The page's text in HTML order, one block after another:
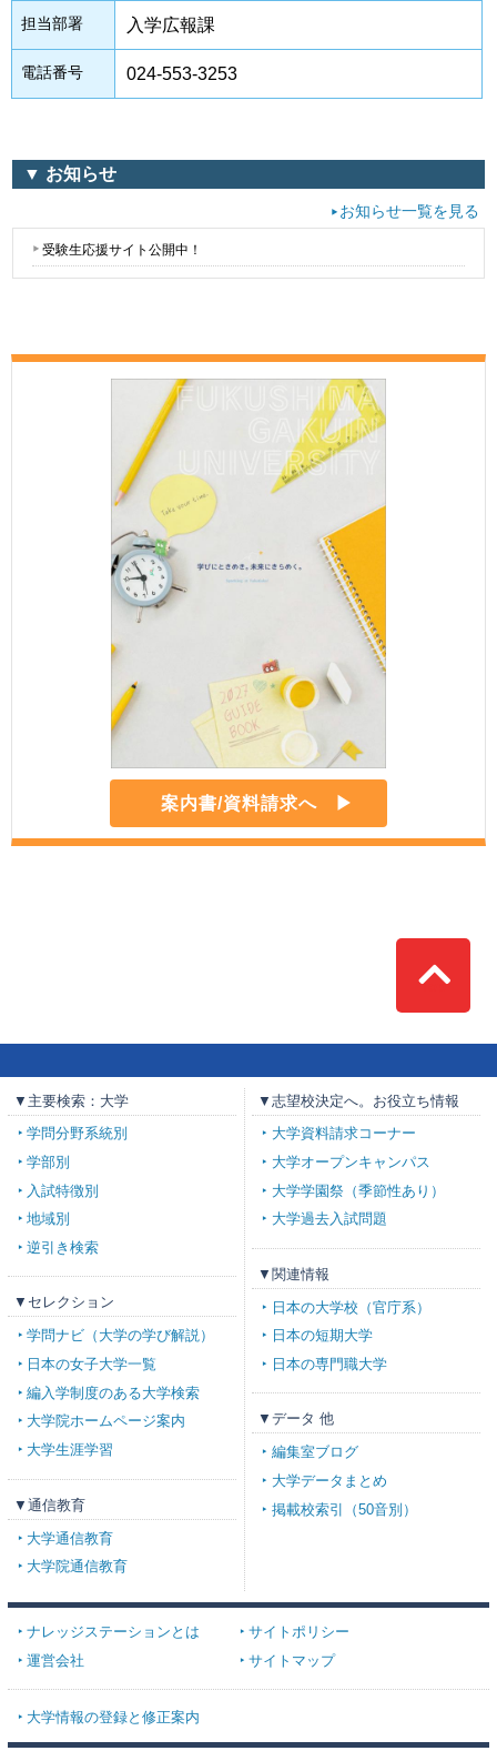
担当部署 入学広報課
電話番号 024-553-3253
案内書/資料請求へ
▼ お知らせ
お知らせ一覧を見る
受験生応援サイト公開中！
Top
▼主要検索：大学
学問分野系統別
学部別
入試特徴別
地域別
逆引き検索
▼セレクション
学問ナビ（大学の学び解説）
日本の女子大学一覧
編入学制度のある大学検索
大学院ホームページ案内
大学生涯学習
▼通信教育
大学通信教育
大学院通信教育
▼志望校決定へ。お役立ち情報
大学資料請求コーナー
大学オープンキャンパス
大学学園祭（季節性あり）
大学過去入試問題
▼関連情報
日本の大学校（官庁系）
日本の短期大学
日本の専門職大学
▼データ 他
編集室ブログ
大学データまとめ
掲載校索引（50音別）
ナレッジステーションとは
サイトポリシー
運営会社
サイトマップ
大学情報の登録と修正案内